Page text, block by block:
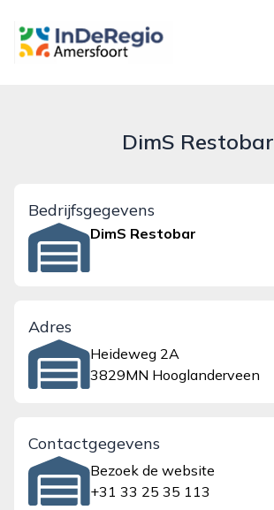
inderegioamersfoort.nl
DimS Restobar
Bedrijfsgegevens
DimS Restobar
Adres
Heideweg 2A
3829MN Hooglanderveen
Contactgegevens
Bezoek de website
+31 33 25 35 113